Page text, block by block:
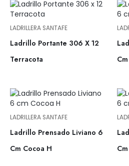
LADRILLERA SANTAFE
Ladrillo Portante 306 X 12
Terracota
LADRILLERA SANTAFE
Ladrillo Prensado Liviano 6
Cm Cocoa H